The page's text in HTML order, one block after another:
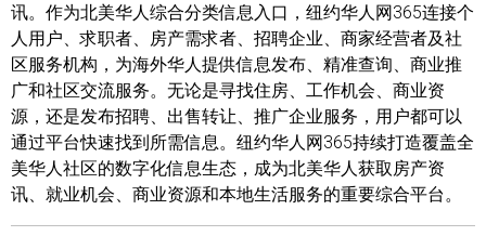
讯。作为北美华人综合分类信息入口，纽约华人网365连接个
人用户、求职者、房产需求者、招聘企业、商家经营者及社
区服务机构，为海外华人提供信息发布、精准查询、商业推
广和社区交流服务。无论是寻找住房、工作机会、商业资
源，还是发布招聘、出售转让、推广企业服务，用户都可以
通过平台快速找到所需信息。纽约华人网365持续打造覆盖全
美华人社区的数字化信息生态，成为北美华人获取房产资
讯、就业机会、商业资源和本地生活服务的重要综合平台。